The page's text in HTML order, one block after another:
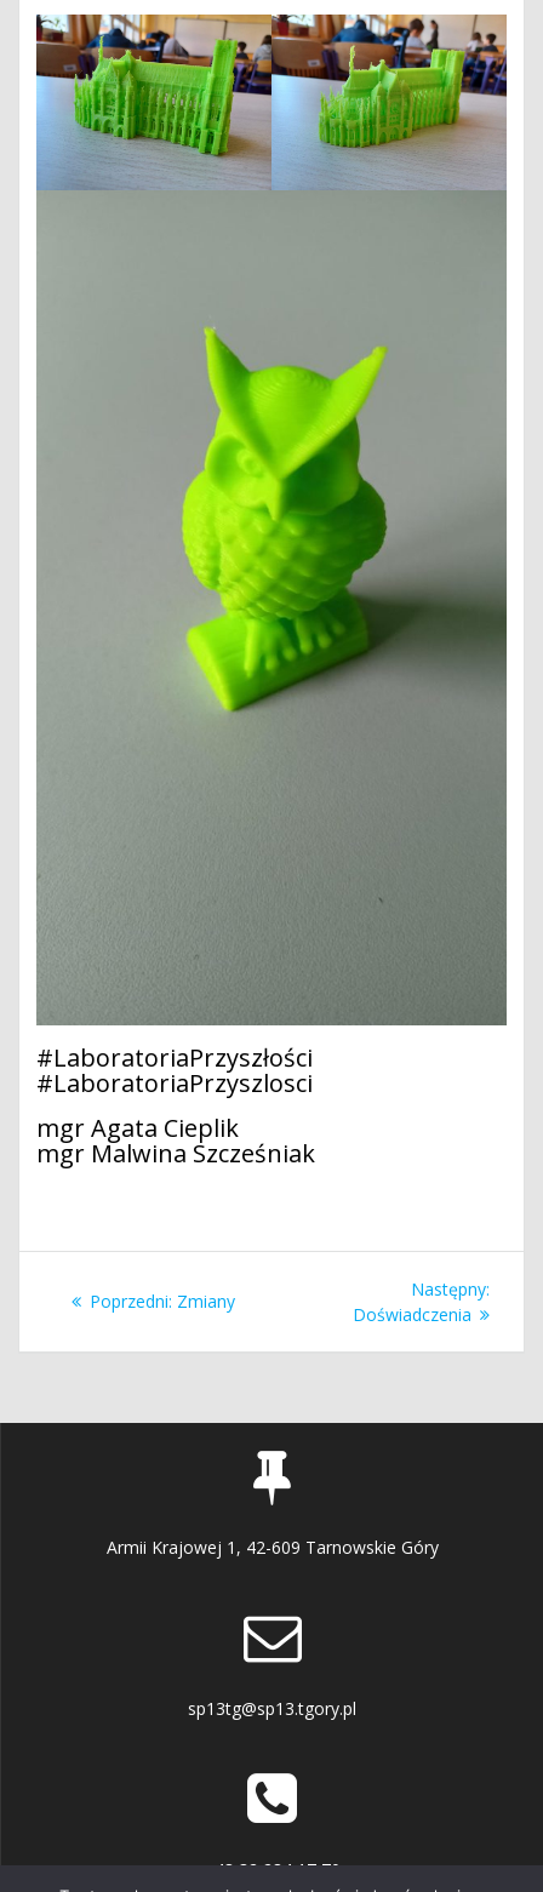
#LaboratoriaPrzyszłości
#LaboratoriaPrzyszlosci
mgr Agata Cieplik
mgr Malwina Szcześniak
wpisu
Poprzedni: Poprzedni
Zmiany
Następny:
wpis:
Doświadczenia
Armii Krajowej 1, 42-609 Tarnowskie Góry
sp13tg@sp13.tgory.pl
+48 32 284 17 70